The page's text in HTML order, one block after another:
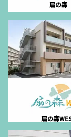
扇の森
扇の森